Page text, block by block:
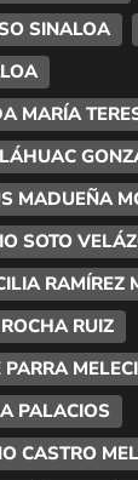
SINALOA
MARÍA
MADUEÑA
SOTO
RAMÍREZ
RUIZ
PARRA
PALACIOS
CASTRO